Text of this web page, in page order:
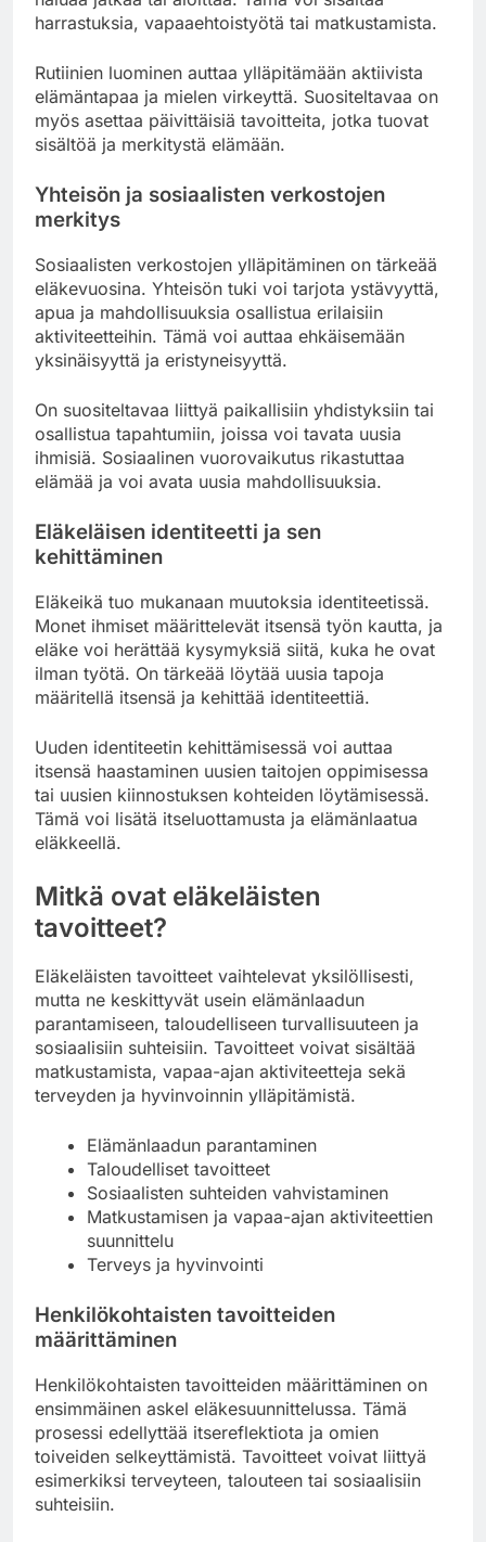
harrastuksia, vapaaehtoistyötä tai matkustamista.
Rutiinien luominen auttaa ylläpitämään aktiivista
elämäntapaa ja mielen virkeyttä. Suositeltavaa on
myös asettaa päivittäisiä tavoitteita, jotka tuovat
sisältöä ja merkitystä elämään.
Yhteisön ja sosiaalisten verkostojen
merkitys
Sosiaalisten verkostojen ylläpitäminen on tärkeää
eläkevuosina. Yhteisön tuki voi tarjota ystävyyttä,
apua ja mahdollisuuksia osallistua erilaisiin
aktiviteetteihin. Tämä voi auttaa ehkäisemään
yksinäisyyttä ja eristyneisyyttä.
On suositeltavaa liittyä paikallisiin yhdistyksiin tai
osallistua tapahtumiin, joissa voi tavata uusia
ihmisiä. Sosiaalinen vuorovaikutus rikastuttaa
elämää ja voi avata uusia mahdollisuuksia.
Eläkeläisen identiteetti ja sen
kehittäminen
Eläkeikä tuo mukanaan muutoksia identiteetissä.
Monet ihmiset määrittelevät itsensä työn kautta, ja
eläke voi herättää kysymyksiä siitä, kuka he ovat
ilman työtä. On tärkeää löytää uusia tapoja
määritellä itsensä ja kehittää identiteettiä.
Uuden identiteetin kehittämisessä voi auttaa
itsensä haastaminen uusien taitojen oppimisessa
tai uusien kiinnostuksen kohteiden löytämisessä.
Tämä voi lisätä itseluottamusta ja elämänlaatua
eläkkeellä.
Mitkä ovat eläkeläisten
tavoitteet?
Eläkeläisten tavoitteet vaihtelevat yksilöllisesti,
mutta ne keskittyvät usein elämänlaadun
parantamiseen, taloudelliseen turvallisuuteen ja
sosiaalisiin suhteisiin. Tavoitteet voivat sisältää
matkustamista, vapaa-ajan aktiviteetteja sekä
terveyden ja hyvinvoinnin ylläpitämistä.
Elämänlaadun parantaminen
Taloudelliset tavoitteet
Sosiaalisten suhteiden vahvistaminen
Matkustamisen ja vapaa-ajan aktiviteettien
suunnittelu
Terveys ja hyvinvointi
Henkilökohtaisten tavoitteiden
määrittäminen
Henkilökohtaisten tavoitteiden määrittäminen on
ensimmäinen askel eläkesuunnittelussa. Tämä
prosessi edellyttää itsereflektiota ja omien
toiveiden selkeyttämistä. Tavoitteet voivat liittyä
esimerkiksi terveyteen, talouteen tai sosiaalisiin
suhteisiin.